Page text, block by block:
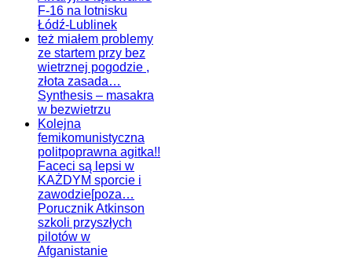
F-16 na lotnisku
Łódź-Lublinek
też miałem problemy
ze startem przy bez
wietrznej pogodzie ,
złota zasada…
Synthesis – masakra
w bezwietrzu
Kolejna
femikomunistyczna
politpoprawna agitka!!
Faceci są lepsi w
KAŻDYM sporcie i
zawodzie[poza…
Porucznik Atkinson
szkoli przyszłych
pilotów w
Afganistanie